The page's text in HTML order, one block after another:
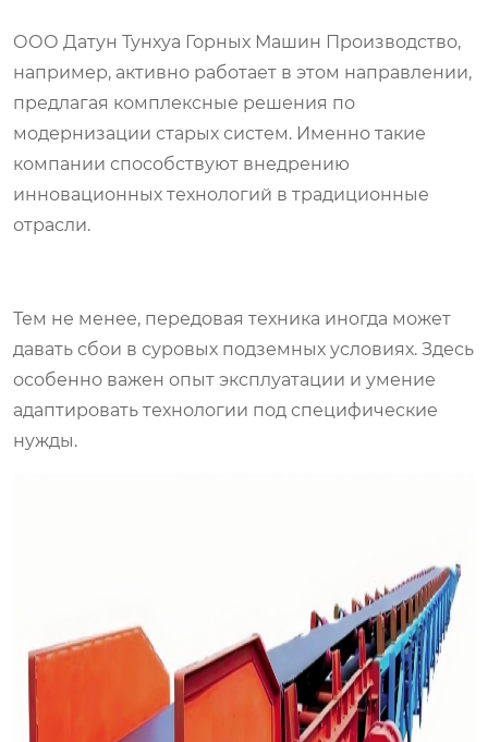
ООО Датун Тунхуа Горных Машин Производство,
например, активно работает в этом направлении,
предлагая комплексные решения по
модернизации старых систем. Именно такие
компании способствуют внедрению
инновационных технологий в традиционные
отрасли.
Тем не менее, передовая техника иногда может
давать сбои в суровых подземных условиях. Здесь
особенно важен опыт эксплуатации и умение
адаптировать технологии под специфические
нужды.